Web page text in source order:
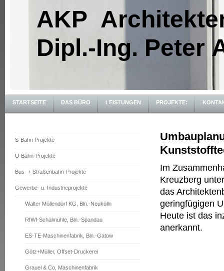
AKP
Dipl.-Ing. Peter
STARTSEITE DAS BÜRO LEISTUNGEN PROJEKTE:
S-Bahn Projekte
U-Bahn-Projekte
Bus- + Straßenbahn-Projekte
Gewerbe- u. Industrieprojekte
Walter Möllendorf KG, Bln.-Neukölln
RIWI-Schälmühle, Bln.-Spandau
ES-TE-Maschinenfabrik, Bln.-Gatow
Götz+Müller, Offset-Druckerei
Grauel & Co, Maschinenfabrik
Im
Kreuzberg
das
geringfügigen
Heute ist das
anerkannt.